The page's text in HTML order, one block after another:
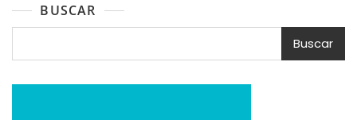
BUSCAR
Buscar